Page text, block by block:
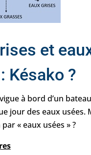
et
Késako ?
à bord d’un
jour des eaux usées.
« eaux usées » ?